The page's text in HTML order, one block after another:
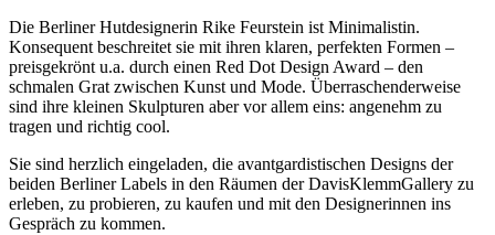
Die Berliner Hutdesignerin Rike Feurstein ist Minimalistin.
Konsequent beschreitet sie mit ihren klaren, perfekten Formen –
preisgekrönt u.a. durch einen Red Dot Design Award – den
schmalen Grat zwischen Kunst und Mode. Überraschenderweise
sind ihre kleinen Skulpturen aber vor allem eins: angenehm zu
tragen und richtig cool.
Sie sind herzlich eingeladen, die avantgardistischen Designs der
beiden Berliner Labels in den Räumen der DavisKlemmGallery zu
erleben, zu probieren, zu kaufen und mit den Designerinnen ins
Gespräch zu kommen.